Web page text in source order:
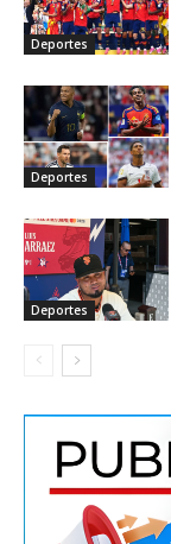
Deportes
Deportes
Deportes